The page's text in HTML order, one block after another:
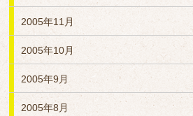
2005年11月
2005年10月
2005年9月
2005年8月